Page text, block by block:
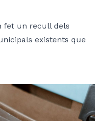
fet un recull dels
existents que